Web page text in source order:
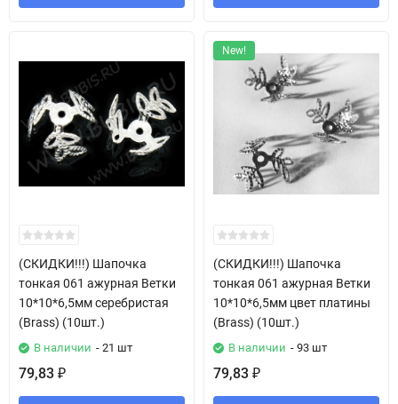
(СКИДКИ!!!) Шапочка
тонкая 061 ажурная Ветки
10*10*6,5мм серебристая
(Brass) (10шт.)
В наличии - 21 шт
79,83 ₽
New!
(СКИДКИ!!!) Шапочка
тонкая 061 ажурная Ветки
10*10*6,5мм цвет платины
(Brass) (10шт.)
В наличии - 93 шт
79,83 ₽